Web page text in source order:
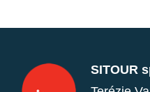
SITOUR